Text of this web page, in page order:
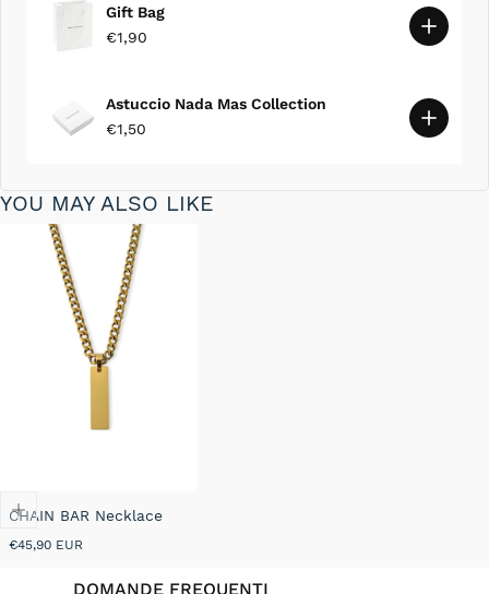
Gift Bag
€1,90
Astuccio Nada Mas Collection
€1,50
YOU MAY ALSO LIKE
CHAIN BAR Necklace
Prezzo
€45,90 EUR
DOMANDE FREQUENTI